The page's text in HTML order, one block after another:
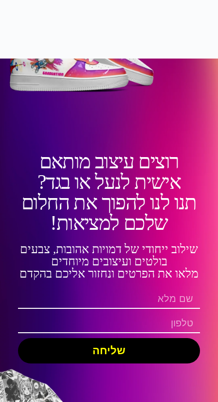
רוצים עיצוב מותאם
אישית לנעל או בגד?
תנו לנו להפוך את החלום
שלכם למציאות!
שילוב ייחודי של דמויות אהובות, צבעים
בולטים ועיצובים מיוחדים
מלאו את הפרטים ונחזור אליכם בהקדם
שליחה